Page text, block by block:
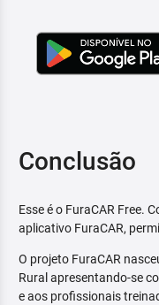
Conclusão
Esse é o FuraCAR Free.
aplicativo FuraCAR,
O projeto FuraCAR
Rural apresentando-se
e aos profissionais